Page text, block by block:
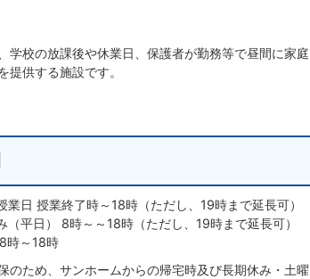
学校の放課後や休業日、保護者が勤務等で昼間に家
提供する施設です。
業日 授業終了時～18時（ただし、19時まで延長可）
（平日） 8時～～18時（ただし、19時まで延長可）
時～18時
のため、サンホームからの帰宅時及び長期休み・土